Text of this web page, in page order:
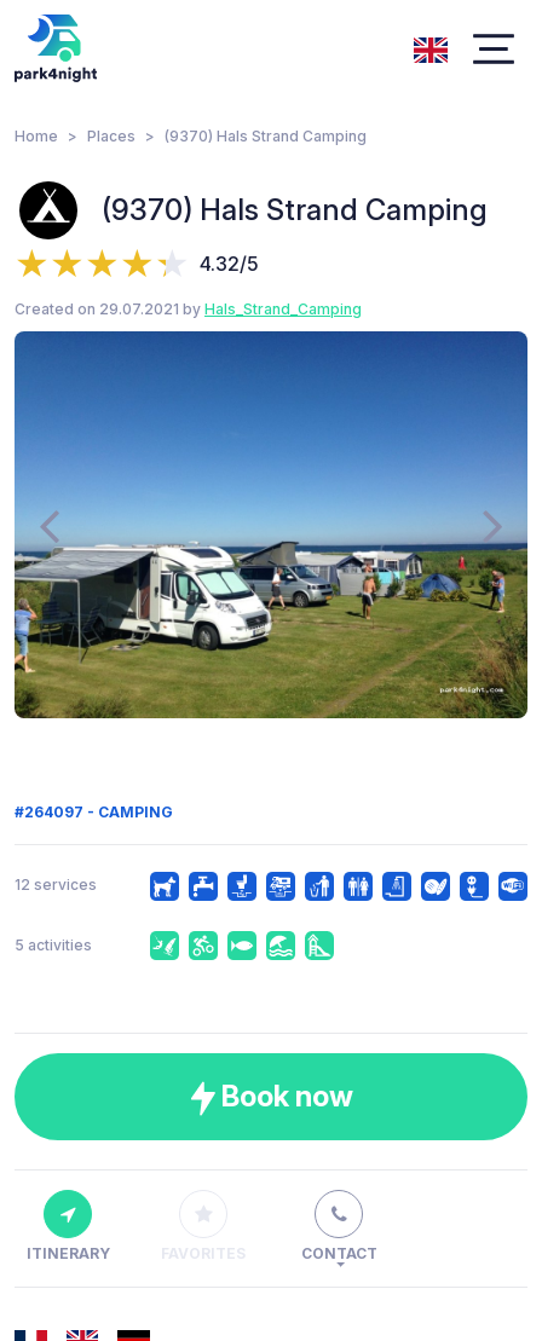
Home Places (9370) Hals Strand Camping
(9370) Hals Strand Camping
4.32/5
Created on 29.07.2021 by Hals_Strand_Camping
#264097 - CAMPING
12 services
5 activities
Book now
ITINERARY FAVORITES CONTACT